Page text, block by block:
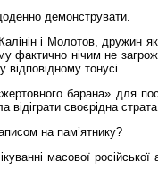
демонструвати.
і Молотов, дружин
фактично нічим не
відповідному тонусі.
барана» для
відіграти своєрідна
на пам’ятнику?
масової